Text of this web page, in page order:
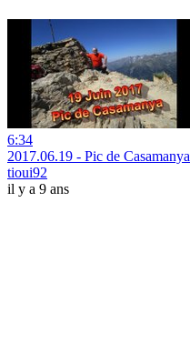
6:34
2017.06.19 - Pic de Casamanya
tioui92
il y a 9 ans